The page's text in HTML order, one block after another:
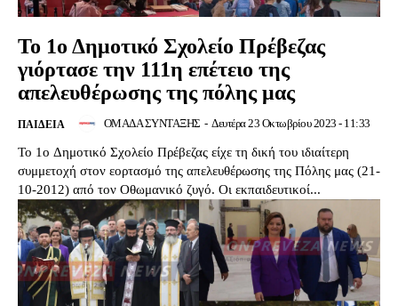
Το 1ο Δημοτικό Σχολείο Πρέβεζας
γιόρτασε την 111η επέτειο της
απελευθέρωσης της πόλης μας
ΠΑΙΔΕΙΑ ΟΜΑΔΑ ΣΥΝΤΑΞΗΣ - Δευτέρα 23 Οκτωβρίου 2023 - 11:33
To 1o Δημοτικό Σχολείο Πρέβεζας είχε τη δική του ιδιαίτερη
συμμετοχή στον εορτασμό της απελευθέρωσης της Πόλης μας (21-
10-2012) από τον Οθωμανικό ζυγό. Οι εκπαιδευτικοί...